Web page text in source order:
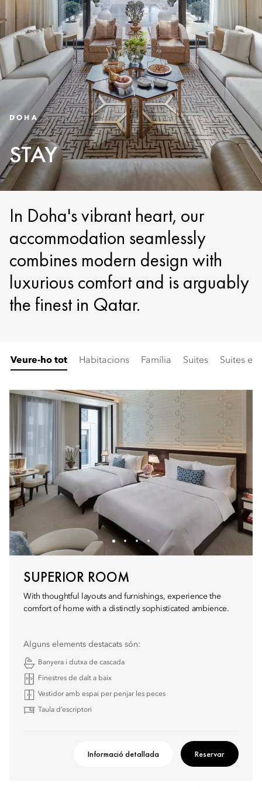
DOHA
STAY
In Doha's vibrant heart, our
accommodation seamlessly
combines modern design with
luxurious comfort and is arguably
the finest in Qatar.
Veure-ho tot Habitacions Família Suites Suites
SUPERIOR ROOM
With thoughtful layouts and furnishings, experience the
comfort of home with a distinctly sophisticated ambience.
Alguns elements destacats són:
Banyera i dutxa de cascada
Finestres de dalt a baix
Vestidor amb espai per penjar les peces
Taula d’escriptori
Informació detallada Reservar